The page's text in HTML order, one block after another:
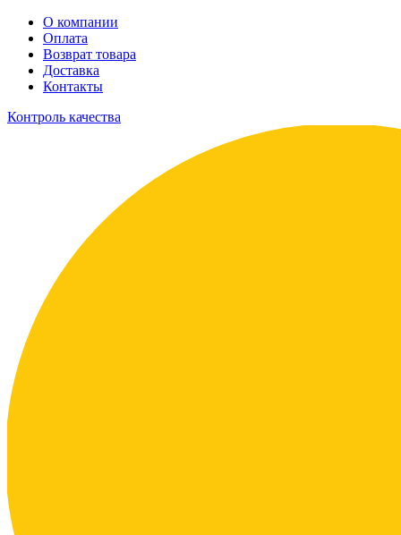
О компании
Оплата
Возврат товара
Доставка
Контакты
Контроль качества